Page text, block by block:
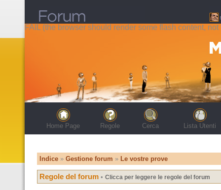
FAIL (the browser should render some flash content, not
Home Page Regole Cerca Lista Utenti
Indice » Gestione forum » Le vostre prove
Regole del forum • Clicca per leggere le regole del forum